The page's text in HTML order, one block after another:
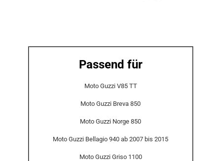
​Passend für
Moto Guzzi V85 TT
Moto Guzzi Breva 850
Moto Guzzi Norge 850
Moto Guzzi Bellagio 940 ab 2007 bis 2015
Moto Guzzi Griso 1100